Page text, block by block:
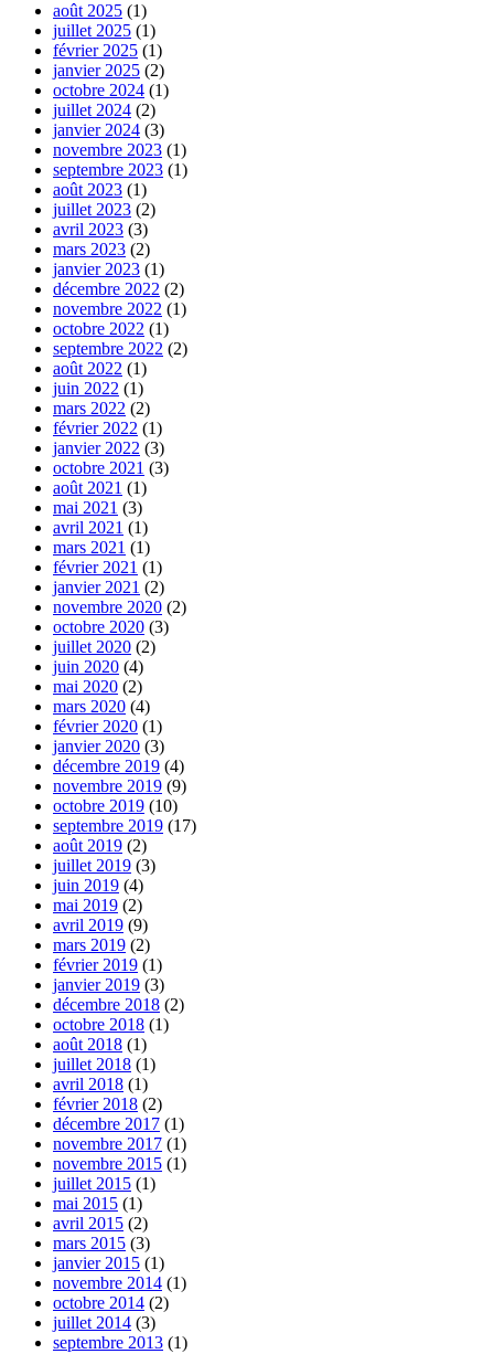
août 2025 (1)
juillet 2025 (1)
février 2025 (1)
janvier 2025 (2)
octobre 2024 (1)
juillet 2024 (2)
janvier 2024 (3)
novembre 2023 (1)
septembre 2023 (1)
août 2023 (1)
juillet 2023 (2)
avril 2023 (3)
mars 2023 (2)
janvier 2023 (1)
décembre 2022 (2)
novembre 2022 (1)
octobre 2022 (1)
septembre 2022 (2)
août 2022 (1)
juin 2022 (1)
mars 2022 (2)
février 2022 (1)
janvier 2022 (3)
octobre 2021 (3)
août 2021 (1)
mai 2021 (3)
avril 2021 (1)
mars 2021 (1)
février 2021 (1)
janvier 2021 (2)
novembre 2020 (2)
octobre 2020 (3)
juillet 2020 (2)
juin 2020 (4)
mai 2020 (2)
mars 2020 (4)
février 2020 (1)
janvier 2020 (3)
décembre 2019 (4)
novembre 2019 (9)
octobre 2019 (10)
septembre 2019 (17)
août 2019 (2)
juillet 2019 (3)
juin 2019 (4)
mai 2019 (2)
avril 2019 (9)
mars 2019 (2)
février 2019 (1)
janvier 2019 (3)
décembre 2018 (2)
octobre 2018 (1)
août 2018 (1)
juillet 2018 (1)
avril 2018 (1)
février 2018 (2)
décembre 2017 (1)
novembre 2017 (1)
novembre 2015 (1)
juillet 2015 (1)
mai 2015 (1)
avril 2015 (2)
mars 2015 (3)
janvier 2015 (1)
novembre 2014 (1)
octobre 2014 (2)
juillet 2014 (3)
septembre 2013 (1)